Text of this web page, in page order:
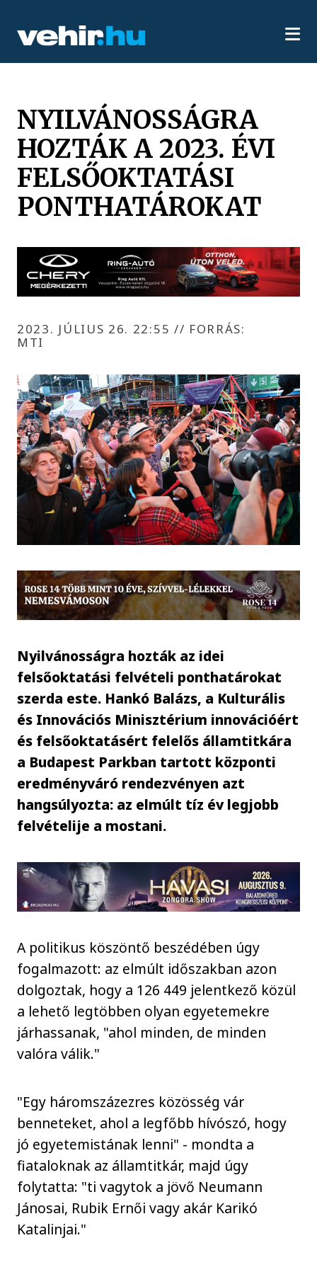
NYILVÁNOSSÁGRA
HOZTÁK A 2023. ÉVI
FELSŐOKTATÁSI
PONTHATÁROKAT
2023. JÚLIUS 26. 22:55 // FORRÁS:
MTI
Nyilvánosságra hozták az idei
felsőoktatási felvételi ponthatárokat
szerda este. Hankó Balázs, a Kulturális
és Innovációs Minisztérium innovációért
és felsőoktatásért felelős államtitkára
a Budapest Parkban tartott központi
eredményváró rendezvényen azt
hangsúlyozta: az elmúlt tíz év legjobb
felvételije a mostani.
A politikus köszöntő beszédében úgy
fogalmazott: az elmúlt időszakban azon
dolgoztak, hogy a 126 449 jelentkező közül
a lehető legtöbben olyan egyetemekre
járhassanak, "ahol minden, de minden
valóra válik."
"Egy háromszázezres közösség vár
benneteket, ahol a legfőbb hívószó, hogy
jó egyetemistának lenni" - mondta a
fiataloknak az államtitkár, majd úgy
folytatta: "ti vagytok a jövő Neumann
Jánosai, Rubik Ernői vagy akár Karikó
Katalinjai."